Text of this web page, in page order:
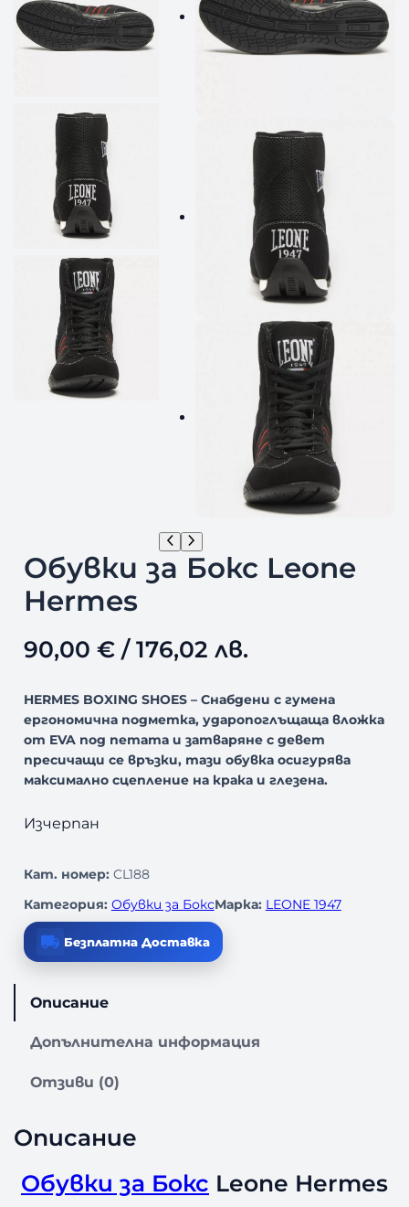
Обувки за Бокс Leone
Hermes
90,00 €/ 176,02 лв.
HERMES BOXING SHOES – Снабдени с гумена
ергономична подметка, ударопоглъщаща вложка
от EVA под петата и затваряне с девет
пресичащи се връзки, тази обувка осигурява
максимално сцепление на крака и глезена.
Изчерпан
Кат. номер: CL188
Категория: Обувки за БоксМарка: LEONE 1947
Безплатна Доставка
Описание
Допълнителна информация
Отзиви (0)
Описание
Обувки за Бокс Leone Hermes